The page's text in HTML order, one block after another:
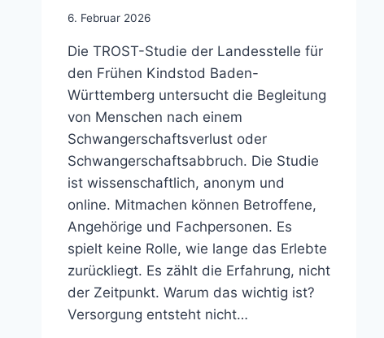
6. Februar 2026
Die TROST-Studie der Landesstelle für
den Frühen Kindstod Baden-
Württemberg untersucht die Begleitung
von Menschen nach einem
Schwangerschaftsverlust oder
Schwangerschaftsabbruch. Die Studie
ist wissenschaftlich, anonym und
online. Mitmachen können Betroffene,
Angehörige und Fachpersonen. Es
spielt keine Rolle, wie lange das Erlebte
zurückliegt. Es zählt die Erfahrung, nicht
der Zeitpunkt. Warum das wichtig ist?
Versorgung entsteht nicht…